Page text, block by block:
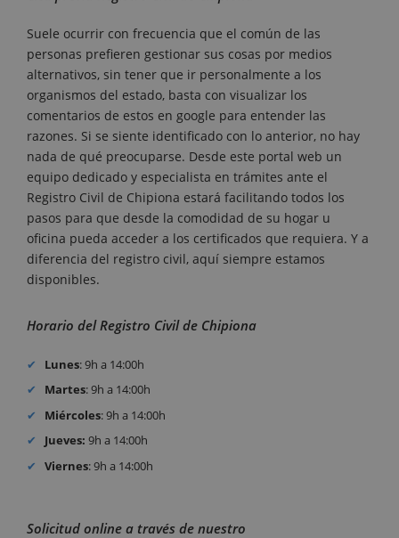
Suele ocurrir con frecuencia que el común de las
personas prefieren gestionar sus cosas por medios
alternativos, sin tener que ir personalmente a los
organismos del estado, basta con visualizar los
comentarios de estos en google para entender las
razones. Si se siente identificado con lo anterior, no hay
nada de qué preocuparse. Desde este portal web un
equipo dedicado y especialista en trámites ante el
Registro Civil de Chipiona estará facilitando todos los
pasos para que desde la comodidad de su hogar u
oficina pueda acceder a los certificados que requiera. Y a
diferencia del registro civil, aquí siempre estamos
disponibles.
Horario del Registro Civil de Chipiona
Lunes: 9h a 14:00h
Martes: 9h a 14:00h
Miércoles: 9h a 14:00h
Jueves: 9h a 14:00h
Viernes: 9h a 14:00h
Solicitud online a través de nuestro